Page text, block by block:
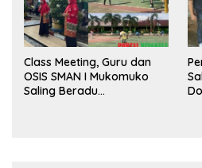
Class Meeting, Guru dan
OSIS SMAN I Mukomuko
Saling Beradu